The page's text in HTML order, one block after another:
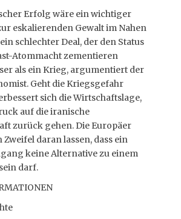
Erfolg wäre ein wichtiger
eskalierenden Gewalt im Nahen
schlechter Deal, der den Status
Atommacht zementieren
als ein Krieg, argumentiert der
Geht die Kriegsgefahr
sich die Wirtschaftslage,
auf die iranische
zurück gehen. Die Europäer
daran lassen, dass ein
keine Alternative zu einem
darf.